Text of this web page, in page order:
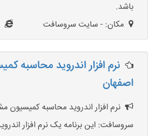
باشد.
مکان: - سایت سروسافت
نرم افزار اندرويد محاسبه
اصفهان
نرم افزار اندرويد محاسبه کميسيون
سروسافت: اين برنامه يک نرم افزار